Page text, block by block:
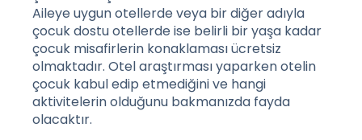
Aileye uygun otellerde veya bir diğer adıyla
çocuk dostu otellerde ise belirli bir yaşa kadar
çocuk misafirlerin konaklaması ücretsiz
olmaktadır. Otel araştırması yaparken otelin
çocuk kabul edip etmediğini ve hangi
aktivitelerin olduğunu bakmanızda fayda
olacaktır.